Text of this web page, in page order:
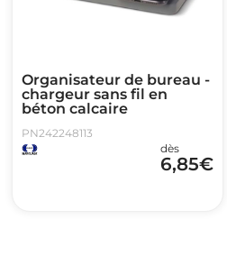
Organisateur de bureau -
chargeur sans fil en
béton calcaire
PN242248113
dès
6,85€